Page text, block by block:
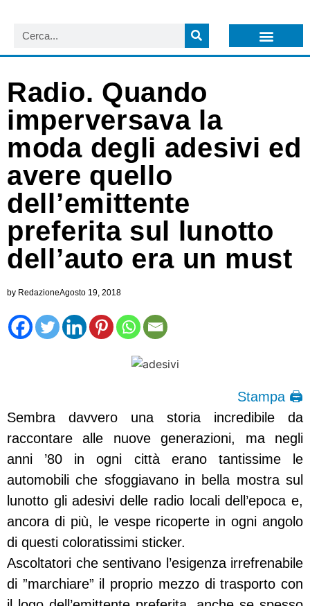
Radio. Quando
imperversava la
moda degli adesivi ed
avere quello
dell’emittente
preferita sul lunotto
dell’auto era un must
by RedazioneAgosto 19, 2018
Stampa 🖨
Sembra davvero una storia incredibile da
raccontare alle nuove generazioni, ma negli
anni ’80 in ogni città erano tantissime le
automobili che sfoggiavano in bella mostra sul
lunotto gli adesivi delle radio locali dell’epoca e,
ancora di più, le vespe ricoperte in ogni angolo
di questi coloratissimi sticker.
Ascoltatori che sentivano l’esigenza irrefrenabile
di ”marchiare” il proprio mezzo di trasporto con